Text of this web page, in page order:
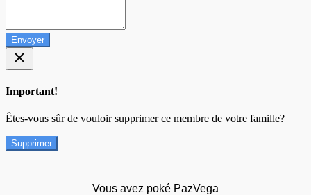
Envoyer
Important!
Êtes-vous sûr de vouloir supprimer ce membre de votre famille?
Supprimer
Vous avez poké PazVega